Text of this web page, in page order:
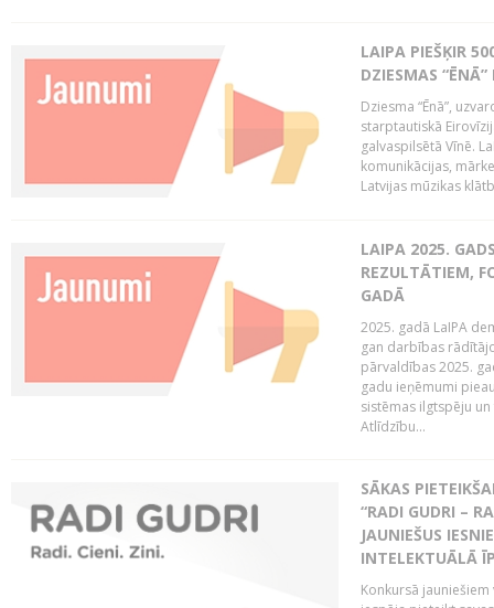
LAIPA PIEŠĶIR
DZIESMAS
Dziesma “Ēnā”,
starptautiskā
galvaspilsētā Vīnē.
komunikācijas,
Latvijas mūzikas
LAIPA 2025.
REZULTĀTIEM,
GADĀ
2025. gadā LaIPA
gan darbības
pārvaldības 2025.
gadu ieņēmumi
sistēmas ilgtspēju
Atlīdzību...
SĀKAS
“RADI GUDRI –
JAUNIEŠUS
INTELEKTUĀLĀ
Konkursā